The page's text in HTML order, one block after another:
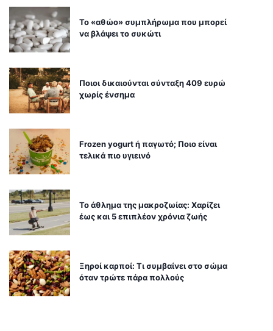
Το «αθώο» συμπλήρωμα που μπορεί
να βλάψει το συκώτι
Ποιοι δικαιούνται σύνταξη 409 ευρώ
χωρίς ένσημα
Frozen yogurt ή παγωτό; Ποιο είναι
τελικά πιο υγιεινό
Το άθλημα της μακροζωίας: Χαρίζει
έως και 5 επιπλέον χρόνια ζωής
Ξηροί καρποί: Τι συμβαίνει στο σώμα
όταν τρώτε πάρα πολλούς